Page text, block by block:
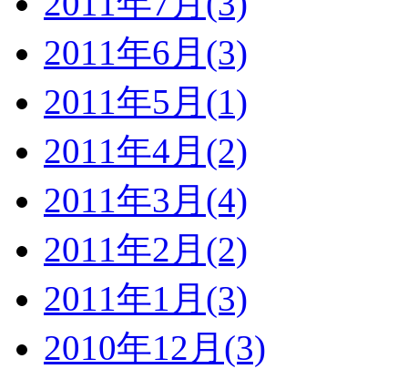
2011年6月(3)
2011年5月(1)
2011年4月(2)
2011年3月(4)
2011年2月(2)
2011年1月(3)
2010年12月(3)